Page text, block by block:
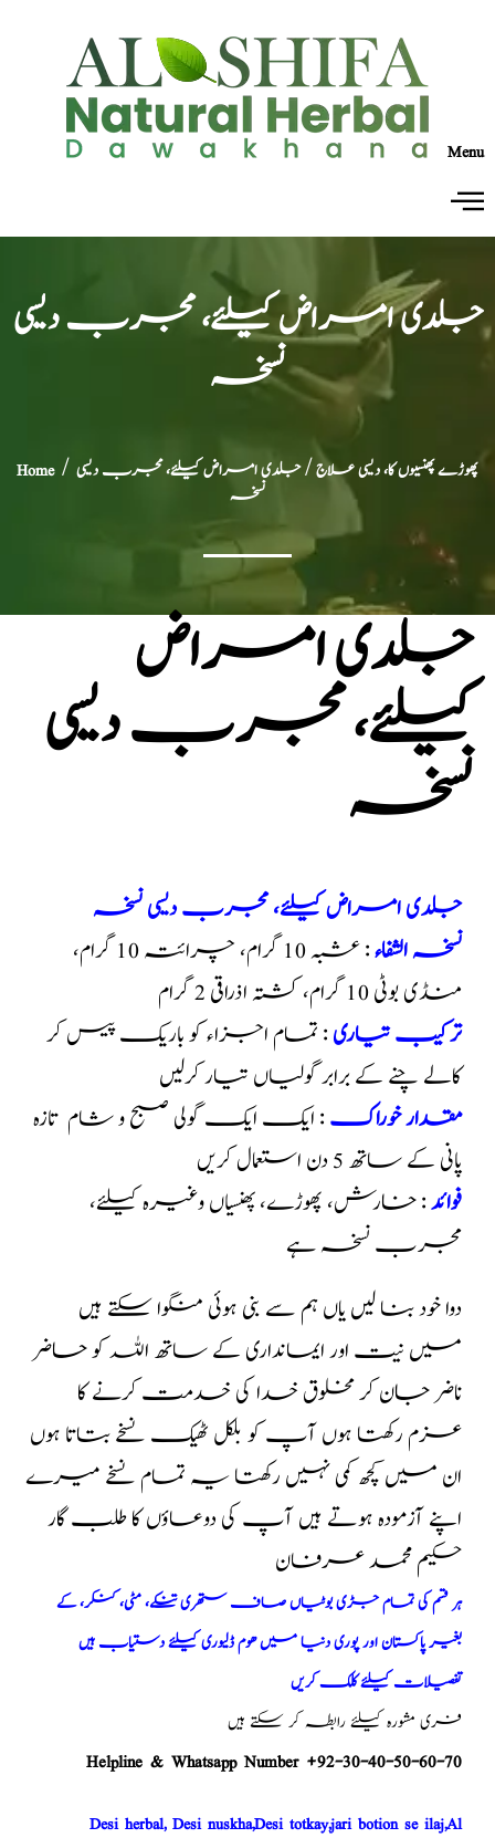
Menu
جلدی امراض کیلئے، مجرب دیسی
نسخہ
Home/ پھوڑے پھنسیوں کا، دیسی علاج/ جلدی امراض کیلئے، مجرب دیسی
نسخہ
جلدی امراض
کیلئے، مجرب دیسی
نسخہ
جلدی امراض کیلئے، مجرب دیسی نسخہ
نسخہ الشفاء
: عشبہ 10 گرام، چرائتہ 10 گرام،
منڈی بوٹی 10 گرام، کشتہ اذراقی 2 گرام
ترکیب تیاری: تمام اجزاء کو باریک پیس کر
کالے چنے کے برابر گولیاں تیار کرلیں
مقدار خوراک: ایک ایک گولی صبح و شام تازہ
پانی کے ساتھ 5 دن استعمال کریں
فوائد: خارش، پھوڑے، پھنسیاں وغیرہ کیلئے،
مجرب نسخہ ہے
دوا خود بنا لیں یاں ہم سے بنی ہوئی منگوا سکتے ہیں
میں نیت اور ایمانداری کے ساتھ اللہ کو حاضر
ناضر جان کر مخلوق خدا کی خدمت کرنے کا
عزم رکھتا ہوں آپ کو بلکل ٹھیک نسخے بتاتا ہوں
ان میں کچھ کمی نہیں رکھتا یہ تمام نسخے میرے
اپنے آزمودہ ہوتے ہیں آپ کی دوعاؤں کا طلب گار
حکیم محمد عرفان
ہر قسم کی تمام جڑی بوٹیاں صاف ستھری تنکے، مٹی، کنکر، کے
بغیر پاکستان اور پوری دنیا میں ھوم ڈلیوری کیلئے دستیاب ہیں
تفصیلات کیلئے کلک کریں
فری مشورہ کیلئے رابطہ کر سکتے ہیں
Helpline & Whatsapp Number +92-30-40-50-60-70
Desi herbal, Desi nuskha,Desi totkay,jari botion se ilaj,Al